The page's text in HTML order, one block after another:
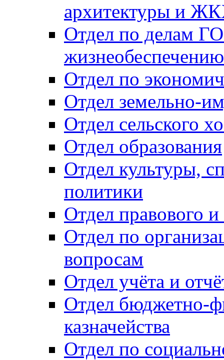
архитектуры и
Отдел по делам
Отдел по
Отдел земельно-
Отдел сельского
Отдел образования
Отдел культуры,
политики
Отдел правового
Отдел по
вопросам
Отдел учёта и
Отдел бюджетно-
казначейства
Отдел по